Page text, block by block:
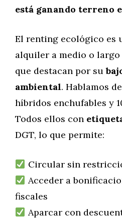
está ganando terreno
El renting ecológico es
alquiler a medio o
que destacan por su
ambiental. Hablamos
híbridos enchufables y
Todos ellos con
DGT, lo que permite:
Circular sin
Acceder a
fiscales
Aparcar con